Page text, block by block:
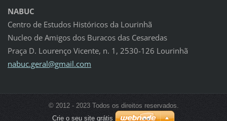
NABUC
Centro de Estudos Históricos da Lourinhã
Nucleo de Amigos dos Buracos das Cesaredas
Praça D. Lourenço Vicente, n. 1, 2530-126 Lourinhã
nabuc.geral@gmail.com
© 2012 - 2023 Todos os direitos reservados.
Crie o seu site grátis